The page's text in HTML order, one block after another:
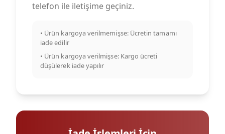
telefon ile iletişime geçiniz.
• Ürün kargoya verilmemişse: Ücretin tamamı
iade edilir
• Ürün kargoya verilmişse: Kargo ücreti
düşülerek iade yapılır